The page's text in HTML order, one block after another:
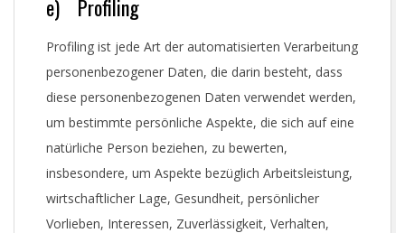
e) Profiling
Profiling ist jede Art der automatisierten Verarbeitung
personenbezogener Daten, die darin besteht, dass
diese personenbezogenen Daten verwendet werden,
um bestimmte persönliche Aspekte, die sich auf eine
natürliche Person beziehen, zu bewerten,
insbesondere, um Aspekte bezüglich Arbeitsleistung,
wirtschaftlicher Lage, Gesundheit, persönlicher
Vorlieben, Interessen, Zuverlässigkeit, Verhalten,